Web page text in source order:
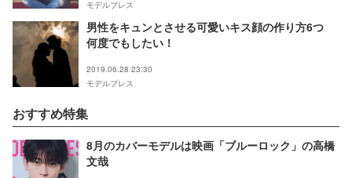
モデルプレス
男性をキュンとさせる可愛いキス顔の作り方6つ
何度でもしたい！
2019.06.28 23:30
モデルプレス
おすすめ特集
8月のカバーモデルは映画「ブルーロック」の高橋
文哉